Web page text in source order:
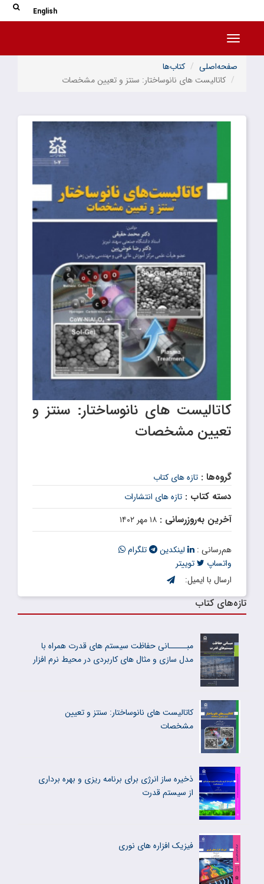
English
Toggle navigation
صفحه‌اصلی
کتاب‌ها
کاتالیست های نانوساختار: سنتز و تعیین مشخصات
کاتالیست های نانوساختار: سنتز و
تعیین مشخصات
گروه‌ها : تازه های کتاب
دسته کتاب : تازه های انتشارات
آخرین به‌روزرسانی : ۱۸ مهر ۱۴۰۲
هم‌رسانی : لینکدین
تلگرام
واتساپ
توییتر
ارسال با ایمیل:
تازه‌های کتاب
مبـــــانی حفاظت سیستم های قدرت همراه با
مدل سازی و مثال های کاربردی در محیط نرم افزار
کاتالیست های نانوساختار: سنتز و تعیین
مشخصات
ذخیره ساز انرژی برای برنامه ریزی و بهره برداری
از سیستم قدرت
فیزیک افزاره های نوری